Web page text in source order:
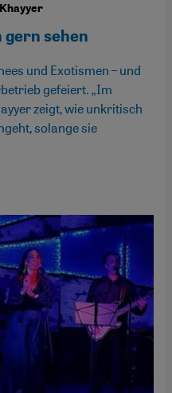
gern sehen
und Exotismen – und
gefeiert. „Im
zeigt, wie unkritisch
solange sie